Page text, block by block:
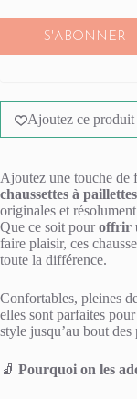
S'ABONNER
Ajoutez ce
Ajoutez une touche de
chaussettes à paillettes
originales et résolument
Que ce soit pouroffrir
faire plaisir, ces
toute la différence.
Confortables, pleines
elles sont parfaites
style jusqu’au bout des
🧦 Pourquoi on les